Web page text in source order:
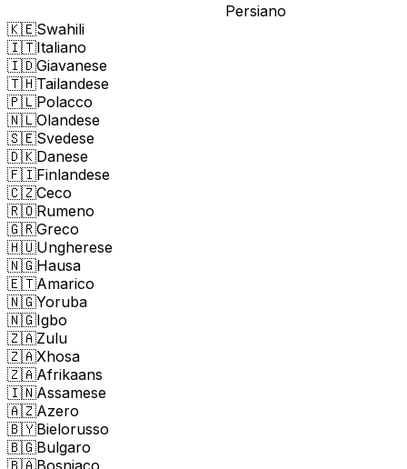
Persiano
🇰🇪Swahili
🇮🇹Italiano
🇮🇩Giavanese
🇹🇭Tailandese
🇵🇱Polacco
🇳🇱Olandese
🇸🇪Svedese
🇩🇰Danese
🇫🇮Finlandese
🇨🇿Ceco
🇷🇴Rumeno
🇬🇷Greco
🇭🇺Ungherese
🇳🇬Hausa
🇪🇹Amarico
🇳🇬Yoruba
🇳🇬Igbo
🇿🇦Zulu
🇿🇦Xhosa
🇿🇦Afrikaans
🇮🇳Assamese
🇦🇿Azero
🇧🇾Bielorusso
🇧🇬Bulgaro
🇧🇦Bosniaco